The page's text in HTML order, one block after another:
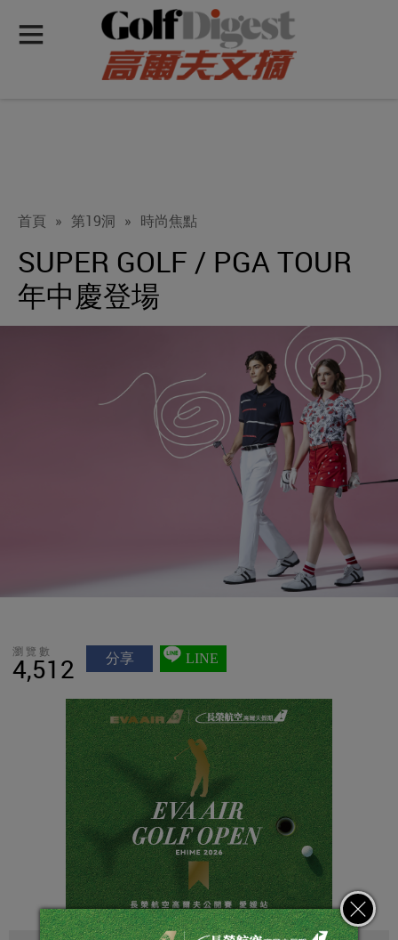
首頁 » 第19洞 » 時尚焦點
SUPER GOLF / PGA TOUR
年中慶登場
瀏覽數
4,512 分享 LINE